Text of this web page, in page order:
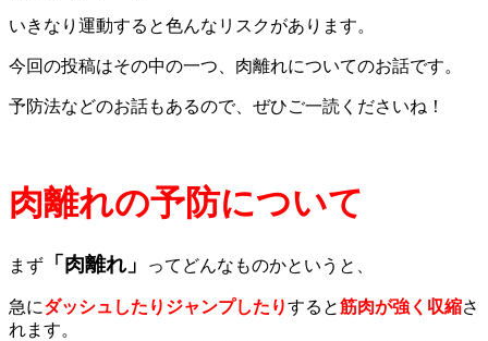
いきなり運動すると色んなリスクがあります。
今回の投稿はその中の一つ、肉離れについてのお話です。
予防法などのお話もあるので、ぜひご一読くださいね！
肉離れの予防について
まず 「肉離れ」 ってどんなものかというと、
急にダッシュしたりジャンプしたりすると筋肉が強く収縮さ
れます。